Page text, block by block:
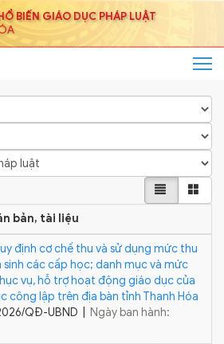
BIẾN GIÁO DỤC PHÁP LUẬT
bản, tài liệu
định cơ chế thu và sử dụng mức thu
sinh các cấp học; danh mục và mức
vụ, hỗ trợ hoạt động giáo dục của
công lập trên địa bàn tỉnh Thanh Hóa
QĐ-UBND |
Ngày ban hành: